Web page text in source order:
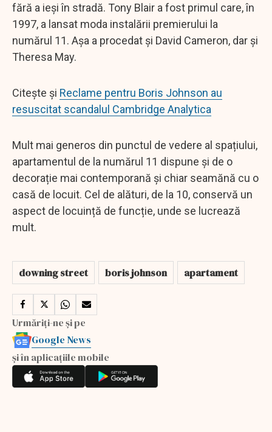
fără a ieși în stradă. Tony Blair a fost primul care, în
1997, a lansat moda instalării premierului la
numărul 11. Așa a procedat și David Cameron, dar și
Theresa May.
Citește și Reclame pentru Boris Johnson au
resuscitat scandalul Cambridge Analytica
Mult mai generos din punctul de vedere al spațiului,
apartamentul de la numărul 11 dispune și de o
decorație mai contemporană și chiar seamănă cu o
casă de locuit. Cel de alături, de la 10, conservă un
aspect de locuință de funcție, unde se lucrează
mult.
downing street boris johnson apartament
Urmăriți-ne și pe
Google News
și în aplicațiile mobile